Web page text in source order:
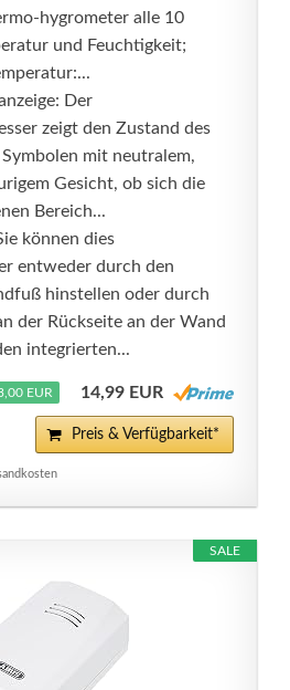
hygrometer alle 10
und Feuchtigkeit;
Der
zeigt den Zustand des
mit neutralem,
Gesicht, ob sich die
Bereich...
können dies
entweder durch den
hinstellen oder durch
der Rückseite an der Wand
integrierten...
EUR 14,99 EUR
Preis & Verfügbarkeit*
SALE